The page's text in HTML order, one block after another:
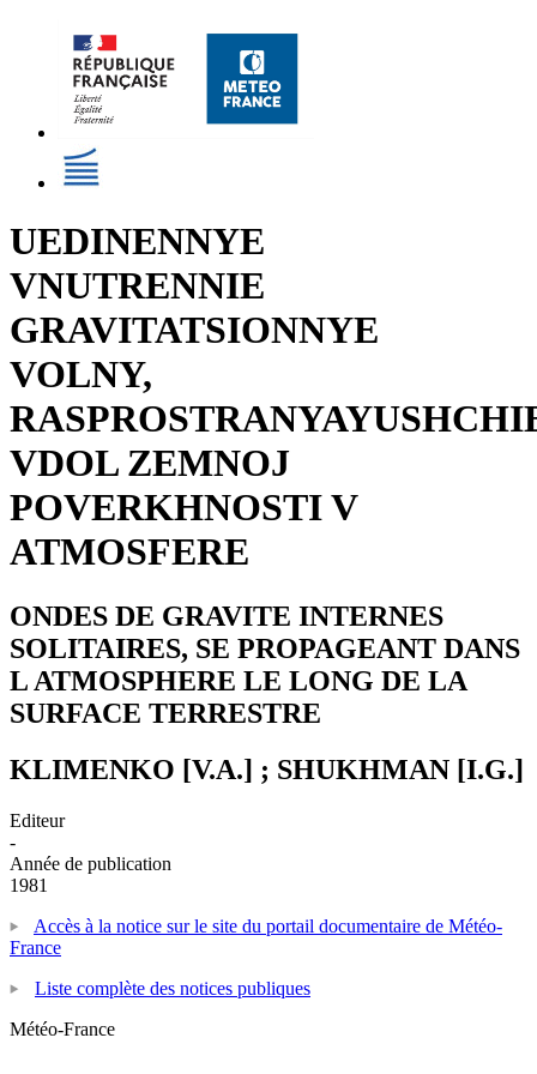
UEDINENNYE
VNUTRENNIE
GRAVITATSIONNYE
VOLNY,
VDOL ZEMNOJ
POVERKHNOSTI V
ATMOSFERE
ONDES DE GRAVITE INTERNES
SOLITAIRES, SE PROPAGEANT DANS
L ATMOSPHERE LE LONG DE LA
SURFACE TERRESTRE
KLIMENKO [V.A.] ; SHUKHMAN [I.G.]
Editeur
-
Année de publication
1981
Accès à la notice sur le site du portail documentaire de Météo-
France
Liste complète des notices publiques
Météo-France